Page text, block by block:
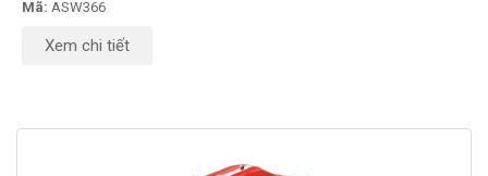
Mã: ASW366
Xem chi tiết